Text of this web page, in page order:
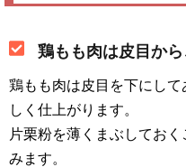
鶏もも肉は皮目から
鶏もも肉は皮目を下にし
しく仕上がります。
片栗粉を薄くまぶしてお
みます。